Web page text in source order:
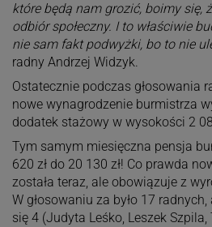
które będą nam grozić, boimy się,
odbiór społeczny. I to właściwie
nie sam fakt podwyżki, bo to nie
radny Andrzej Widzyk.
Ostatecznie podczas głosowania
nowe wynagrodzenie burmistrza
dodatek stażowy w wysokości 2
Tym samym miesięczna pensja
620 zł do 20 130 zł! Co prawda
została teraz, ale obowiązuje z
W głosowaniu za było 17
się 4 (Judyta Leśko, Leszek